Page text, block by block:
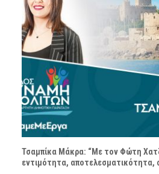
Τσαμπίκα Μάκρα: “Με τον Φώτη
εντιμότητα, αποτελεσματικότητα,